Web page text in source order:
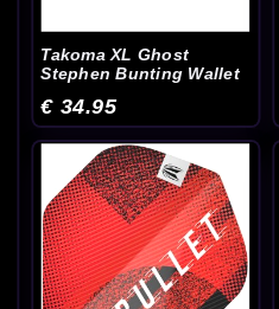
Takoma XL Ghost
Stephen Bunting Wallet
€ 34.95